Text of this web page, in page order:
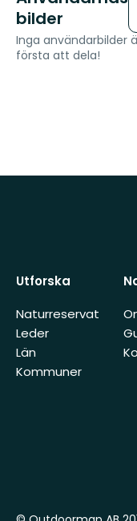
bilder
Inga användarbilder
första att dela!
Utforska
Naturreservat
Leder
Län
Kommuner